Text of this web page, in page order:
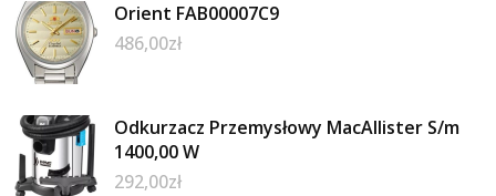
Orient FAB00007C9
486,00zł
Odkurzacz Przemysłowy MacAllister S/m
1400,00 W
292,00zł